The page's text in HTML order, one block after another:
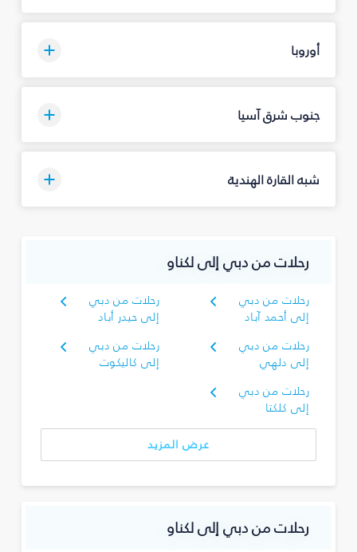
أوروبا
جنوب شرق آسيا
شبه القارة الهندية
رحلات من دبي إلى لكناو
رحلات من دبي
إلى أحمد آباد
رحلات من دبي
إلى حيدر أباد
رحلات من دبي
إلى دلهي
رحلات من دبي
إلى كاليكوت
رحلات من دبي
إلى كلكتا
عرض المزيد
رحلات من دبي إلى لكناو